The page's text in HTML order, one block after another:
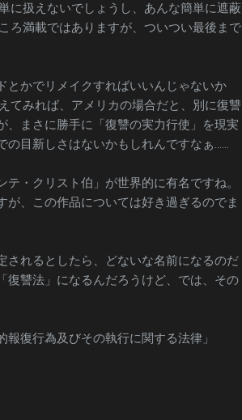
に扱えないでしょうし、あんな簡単に遮蔽
ろ満載ではありますが、ついつい最後まで
とかでリメイクすればいいんじゃないか
てみれば、アメリカの場合だと、別に復讐
まさに勝手に「復讐の実力行使」を現実
の目新しさはないかもしれんですなぁ……
・クリスト伯」が世界的に有名ですね。
、この作品については好き過ぎるのでま
されるとしたら、どないな名前になるのだ
復讐法」になるんだろうけど、では、その
復行為及びその執行に関する法律」